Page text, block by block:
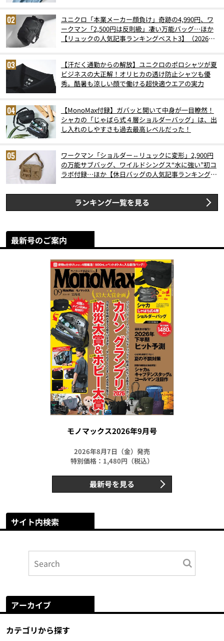
ユニクロ「本業メーカー顔負け」奇跡の4,990円、ワ
ークマン「2,500円は反則級」凄い万能バッグ…ほか
【リュックの人気記事ランキングベスト3】（2026年
【汗だく通勤からの解放】ユニクロのポロシャツが夏
ビジネスの大正解！オリヒカの透け防止シャツも優
秀。酷暑も涼しい顔で働ける超快適ウエアの実力
【MonoMax付録】ガバッと開いて中身が一目瞭然！
シャカの「じゃばら式４層ショルダーバッグ」は、出
し入れのしやすさも過去最高レベルだった！
ワークマン「ショルダー⇔リュックに変形」2,900円
の万能サブバッグ、ワイルドシングス“水に強い”初コ
ラボ付録…ほか【休日バッグの人気記事ランキングベ
ランキング一覧を見る
最新号のご案内
モノマックス2026年9月号
2026年8月7日（金）発売
特別価格：1,480円（税込）
最新号を見る
サイト内検索
アーカイブ
カテゴリから探す